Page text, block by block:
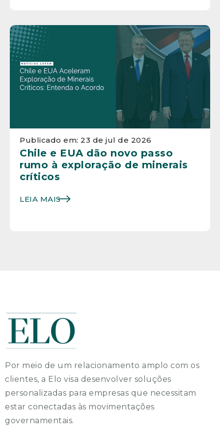
Publicado em: 23 de jul de 2026
Chile e EUA dão novo passo
rumo à exploração de minerais
críticos
LEIA MAIS
Por meio de um relacionamento amplo com os
clientes, a Elo visa desenvolver soluções
personalizadas para empresas que necessitam
estar conectadas às movimentações
governamentais.